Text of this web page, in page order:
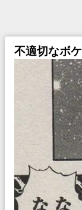
不適切なボ